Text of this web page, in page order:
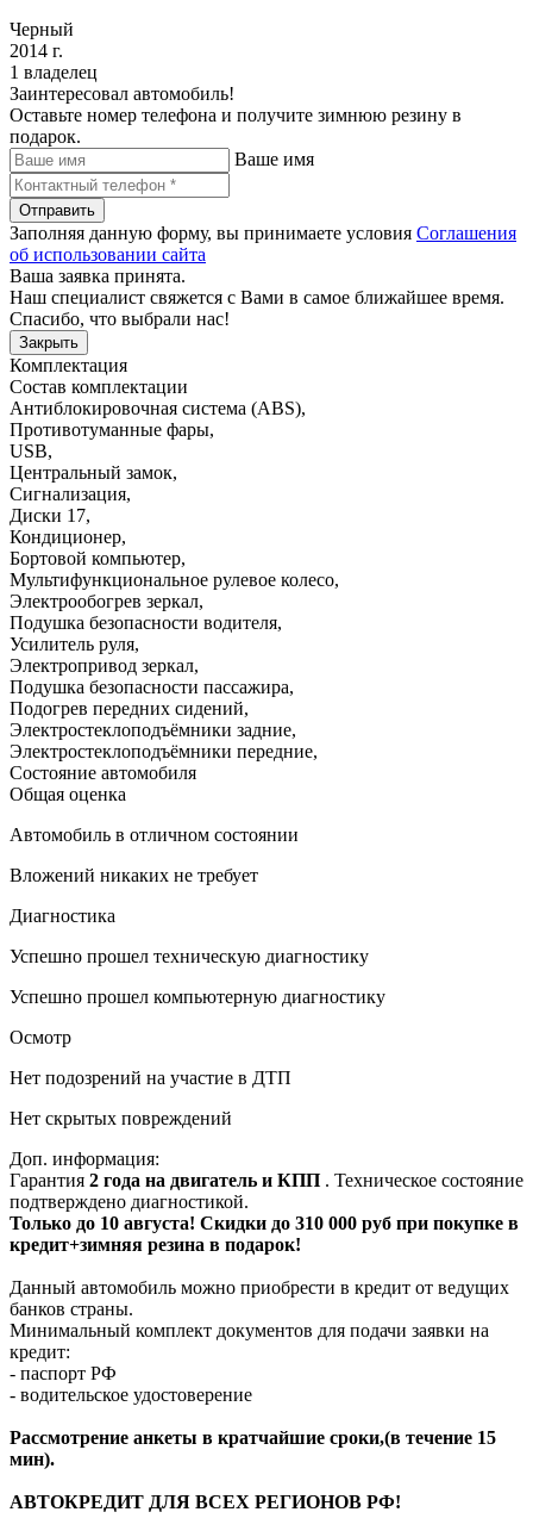
Черный
2014 г.
1 владелец
Заинтересовал автомобиль!
Оставьте номер телефона и получите зимнюю резину в
подарок.
Ваше имя
Отправить
Заполняя данную форму, вы принимаете условия Соглашения
об использовании сайта
Ваша заявка принята.
Наш специалист свяжется с Вами в самое ближайшее время.
Спасибо, что выбрали нас!
Закрыть
Комплектация
Состав комплектации
Антиблокировочная система (ABS),
Противотуманные фары,
USB,
Центральный замок,
Сигнализация,
Диски 17,
Кондиционер,
Бортовой компьютер,
Мультифункциональное рулевое колесо,
Электрообогрев зеркал,
Подушка безопасности водителя,
Усилитель руля,
Электропривод зеркал,
Подушка безопасности пассажира,
Подогрев передних сидений,
Электростеклоподъёмники задние,
Электростеклоподъёмники передние,
Состояние автомобиля
Общая оценка
Автомобиль в отличном состоянии
Вложений никаких не требует
Диагностика
Успешно прошел техническую диагностику
Успешно прошел компьютерную диагностику
Осмотр
Нет подозрений на участие в ДТП
Нет скрытых повреждений
Доп. информация:
Гарантия 2 года на двигатель и КПП . Техническое состояние
подтверждено диагностикой.
Только до 10 августа! Скидки до 310 000 руб при покупке в
кредит+зимняя резина в подарок!
Данный автомобиль можно приобрести в кредит от ведущих
банков страны.
Минимальный комплект документов для подачи заявки на
кредит:
- паспорт РФ
- водительское удостоверение
Рассмотрение анкеты в кратчайшие сроки,(в течение 15
мин).
АВТОКРЕДИТ ДЛЯ ВСЕХ РЕГИОНОВ РФ!